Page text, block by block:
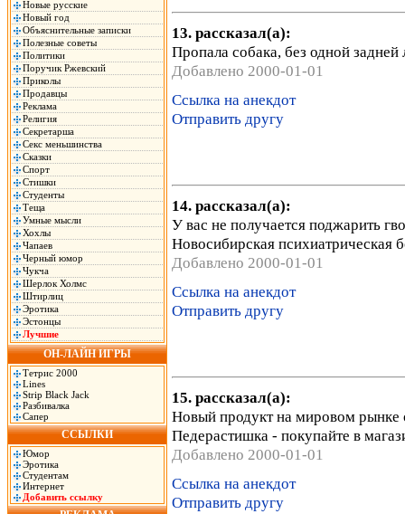
Новые русские
Новый год
Объяснительные записки
Полезные советы
Политики
Поручик Ржевский
Приколы
Продавцы
Реклама
Религия
Секретарша
Секс меньшинства
Сказки
Спорт
Стишки
Студенты
Теща
Умные мысли
Хохлы
Чапаев
Черный юмор
Чукча
Шерлок Холмс
Штирлиц
Эротика
Эстонцы
Лучшие
ОН-ЛАЙН ИГРЫ
Тетрис 2000
Lines
Strip Black Jack
Разбивалка
Сапер
ССЫЛКИ
Юмор
Эротика
Студентам
Интернет
Добавить ссылку
13. рассказал(а):
Пропала собака, без одной
Добавлено 2000-01-01
Ссылка на анекдот
Отправить другу
14. рассказал(а):
У вас не получается поджарить
Новосибирская психиатрическая
Добавлено 2000-01-01
Ссылка на анекдот
Отправить другу
15. рассказал(а):
Hовый продукт на мировом
Педерастишка - покупайте в
Добавлено 2000-01-01
Ссылка на анекдот
Отправить другу